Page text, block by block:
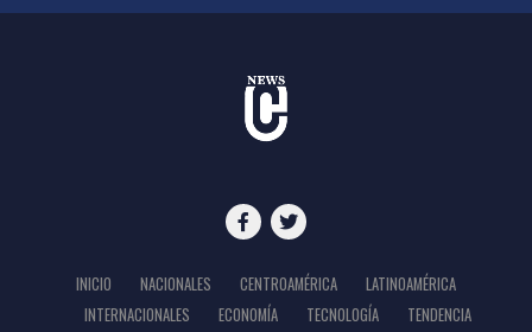
INICIO NACIONALES CENTROAMÉRICA
LATINOAMÉRICA
INTERNACIONALES
ECONOMÍA TECNOLOGÍA TENDENCIA